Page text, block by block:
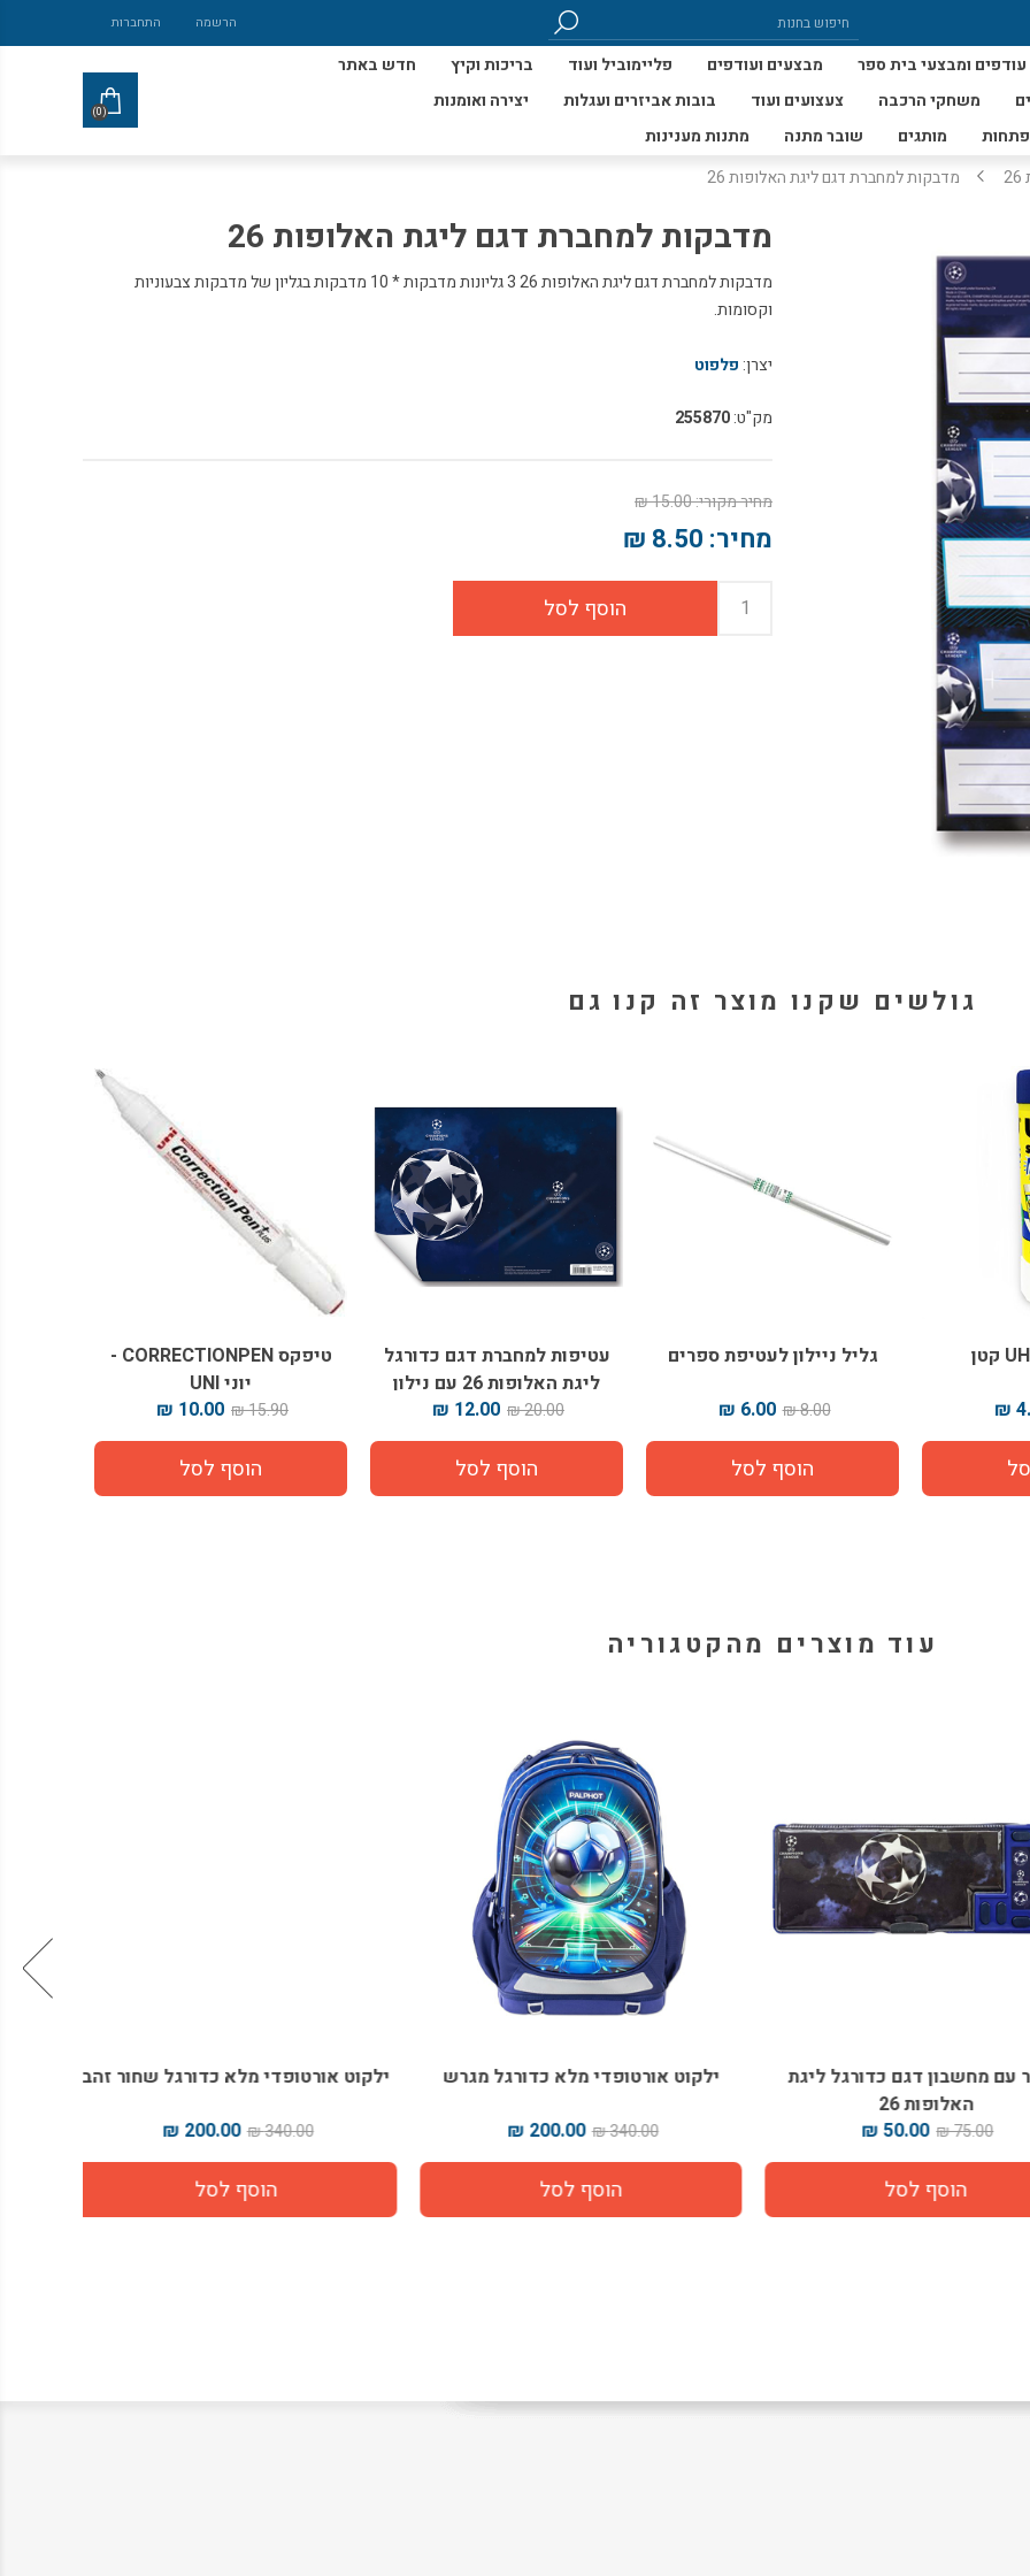
הרשמה התחברות
עודפים ומבצעי בית ספר מבצעים ועודפים פליימוביל ועוד בריכות וקיץ
חדש באתר
משחקי הרכבה צעצועים ועוד בובות אביזרים ועגלות
יצירה ואומנות
מותגים שובר מתנה מתנות מענינות
(0)
מדבקות למחברת דגם ליגת האלופות 26
מדבקות למחברת דגם ליגת האלופות 26
מדבקות למחברת דגם ליגת האלופות 26 3 גליונות מדבקות * 10 מדבקות בגליון של מדבקות צבעוניות
וקסומות.
יצרן: פלפוט
מק"ט:255870
מחיר מקורי:15.00 ₪
מחיר: 8.50 ₪
גולשים שקנו מוצר זה קנו גם
גליל ניילון לעטיפת ספרים
8.00 ₪
6.00 ₪
עטיפות למחברת דגם כדורגל
ליגת האלופות 26 עם נילון
20.00 ₪
12.00 ₪
טיפקס CORRECTIONPEN -
יוני UNI
15.90 ₪
10.00 ₪
עוד מוצרים מהקטגוריה
מחשבון דגם כדורגל ליגת
האלופות 26
75.00 ₪
50.00 ₪
ילקוט אורטופדי מלא כדורגל מגרש
340.00 ₪
200.00 ₪
ילקוט אורטופדי מלא כדורגל שחור זהב
340.00 ₪
200.00 ₪